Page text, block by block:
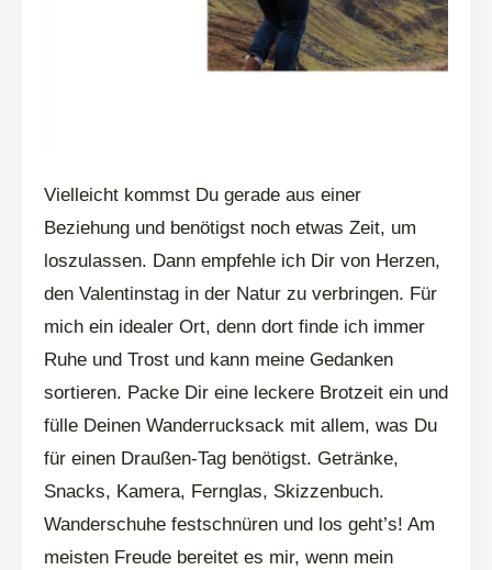
Vielleicht kommst Du gerade aus einer
Beziehung und benötigst noch etwas Zeit, um
loszulassen. Dann empfehle ich Dir von Herzen,
den Valentinstag in der Natur zu verbringen. Für
mich ein idealer Ort, denn dort finde ich immer
Ruhe und Trost und kann meine Gedanken
sortieren. Packe Dir eine leckere Brotzeit ein und
fülle Deinen Wanderrucksack mit allem, was Du
für einen Draußen-Tag benötigst. Getränke,
Snacks, Kamera, Fernglas, Skizzenbuch.
Wanderschuhe festschnüren und los geht’s! Am
meisten Freude bereitet es mir, wenn mein